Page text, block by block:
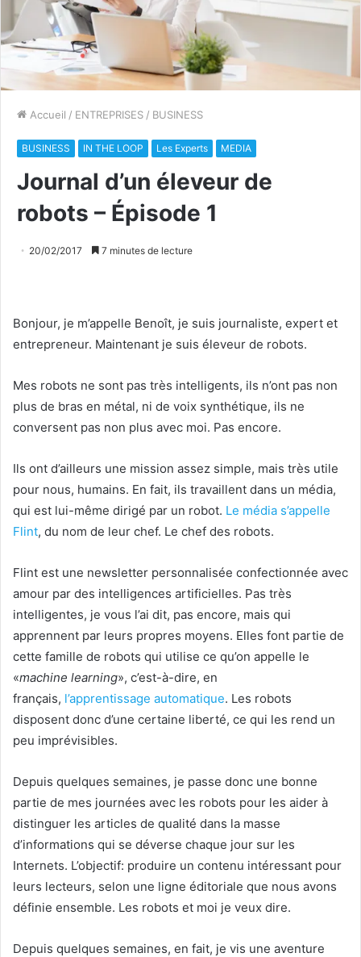
Accueil / ENTREPRISES / BUSINESS
BUSINESS IN THE LOOP Les Experts MEDIA
Journal d’un éleveur de
robots – Épisode 1
20/02/2017 7 minutes de lecture
Bonjour, je m’appelle Benoît, je suis journaliste, expert et
entrepreneur. Maintenant je suis éleveur de robots.
Mes robots ne sont pas très intelligents, ils n’ont pas non
plus de bras en métal, ni de voix synthétique, ils ne
conversent pas non plus avec moi. Pas encore.
Ils ont d’ailleurs une mission assez simple, mais très utile
pour nous, humains. En fait, ils travaillent dans un média,
qui est lui-même dirigé par un robot. Le média s’appelle
Flint, du nom de leur chef. Le chef des robots.
Flint est une newsletter personnalisée confectionnée avec
amour par des intelligences artificielles. Pas très
intelligentes, je vous l’ai dit, pas encore, mais qui
apprennent par leurs propres moyens. Elles font partie de
cette famille de robots qui utilise ce qu’on appelle le
«machine learning», c’est-à-dire, en
français, l’apprentissage automatique. Les robots
disposent donc d’une certaine liberté, ce qui les rend un
peu imprévisibles.
Depuis quelques semaines, je passe donc une bonne
partie de mes journées avec les robots pour les aider à
distinguer les articles de qualité dans la masse
d’informations qui se déverse chaque jour sur les
Internets. L’objectif: produire un contenu intéressant pour
leurs lecteurs, selon une ligne éditoriale que nous avons
définie ensemble. Les robots et moi je veux dire.
Depuis quelques semaines, en fait, je vis une aventure